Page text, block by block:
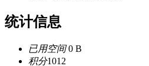
统计信息
已用空间0 B
积分1012